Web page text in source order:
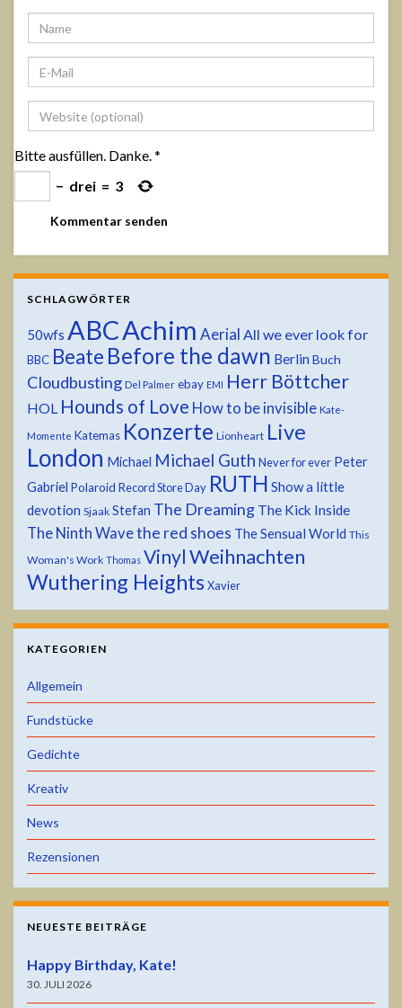
Bitte ausfüllen. Danke.*
− drei = 3
SCHLAGWÖRTER
50wfs ABCAchim Aerial All we ever look for
BBC Beate Before the dawn Berlin Buch
Cloudbusting Del Palmer ebay EMI Herr Böttcher
HOL Hounds of Love How to be invisible Kate-
Momente Katemas Konzerte Lionheart Live
London Michael Michael Guth Never for ever Peter
Gabriel Polaroid Record Store Day RUTH Show a little
devotion Sjaak Stefan The Dreaming The Kick Inside
The Ninth Wavethe red shoes The Sensual World This
Woman's Work Thomas VinylWeihnachten
Wuthering Heights Xavier
KATEGORIEN
Allgemein
Fundstücke
Gedichte
Kreativ
News
Rezensionen
NEUESTE BEITRÄGE
Happy Birthday, Kate!
30. JULI 2026